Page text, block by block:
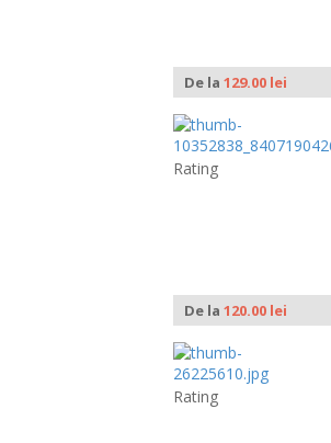
De la 129.00 lei
Rating
De la 120.00 lei
Rating